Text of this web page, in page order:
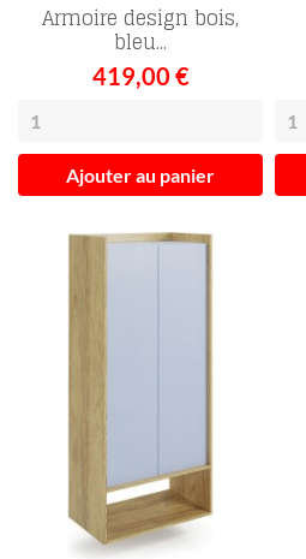
Armoire design bois,
bleu...
419,00 €
Ajouter au panier